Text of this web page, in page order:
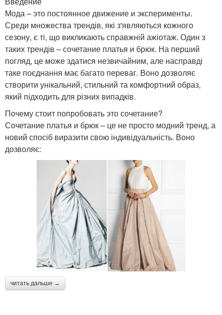
Мода – это постоянное движение и эксперименты.
Среди множества трендів, які з'являються кожного
сезону, є ті, що викликають справжній ажіотаж. Один з
таких трендів – сочетание платья и брюк. На перший
погляд, це може здатися незвичайним, але насправді
таке поєднання має багато переваг. Воно дозволяє
створити унікальний, стильний та комфортний образ,
який підходить для різних випадків.
Почему стоит попробовать это сочетание?
Сочетание платья и брюк – це не просто модний тренд, а
новий спосіб виразити свою індивідуальність. Воно
дозволяє:
читать дальше →